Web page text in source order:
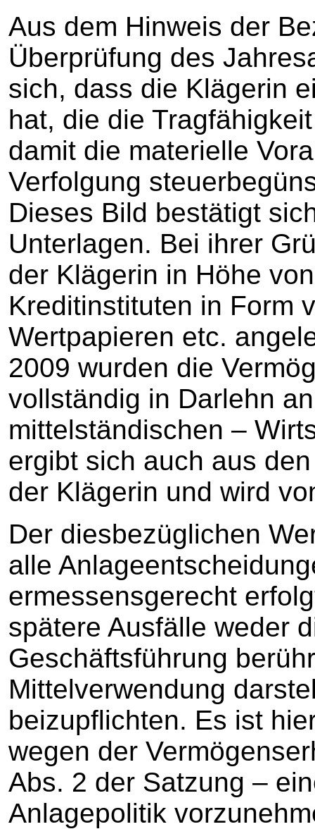
Aus dem Hinweis der
Überprüfung des
sich, dass die Klägerin
hat, die die
damit die materielle
Verfolgung
Dieses Bild bestätigt
Unterlagen. Bei ihrer
der Klägerin in Höhe
Kreditinstituten in Form
Wertpapieren etc.
2009 wurden die
vollständig in Darlehn
mittelständischen –
ergibt sich auch aus
der Klägerin und wird
Der diesbezüglichen
alle
ermessensgerecht
spätere Ausfälle weder
Geschäftsführung
Mittelverwendung
beizupflichten. Es ist
wegen der
Abs. 2 der Satzung –
Anlagepolitik